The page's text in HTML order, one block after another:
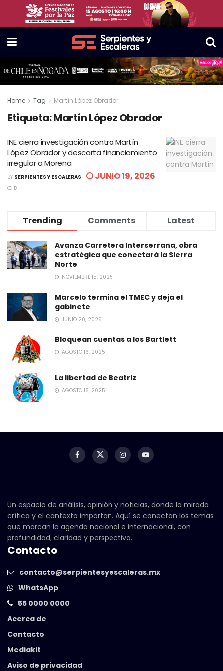
Home Tag Martín López Obrador
Etiqueta:Martín López Obrador
INE cierra investigación contra Martín
López Obrador y descarta financiamiento
irregular a Morena
BY SERPIENTES Y ESCALERAS JUNIO 19, 2026
0
Trending Comments Latest
Avanza Carretera Interserrana, obra
estratégica que conectará la Sierra
Norte
NOVIEMBRE 15, 2025
Marcelo termina el TMEC y deja el
gabinete
JUNIO 20, 2026
Bloquean cuentas a los Bartlett
AGOSTO 16, 2025
La libertad de Beatriz
AGOSTO 18, 2025
Un espacio de análisis, opinión y noticias, donde la mirada
crítica y el contexto importan. Aquí se conectan los temas
que marcan la agenda nacional e internacional, con
profundidad, claridad y perspectiva.
Contacto
contacto@serpientesyescaleras.mx
WhatsApp
55 0000 0000
Acerca de
Contacto
Mediakit
Aviso de privacidad